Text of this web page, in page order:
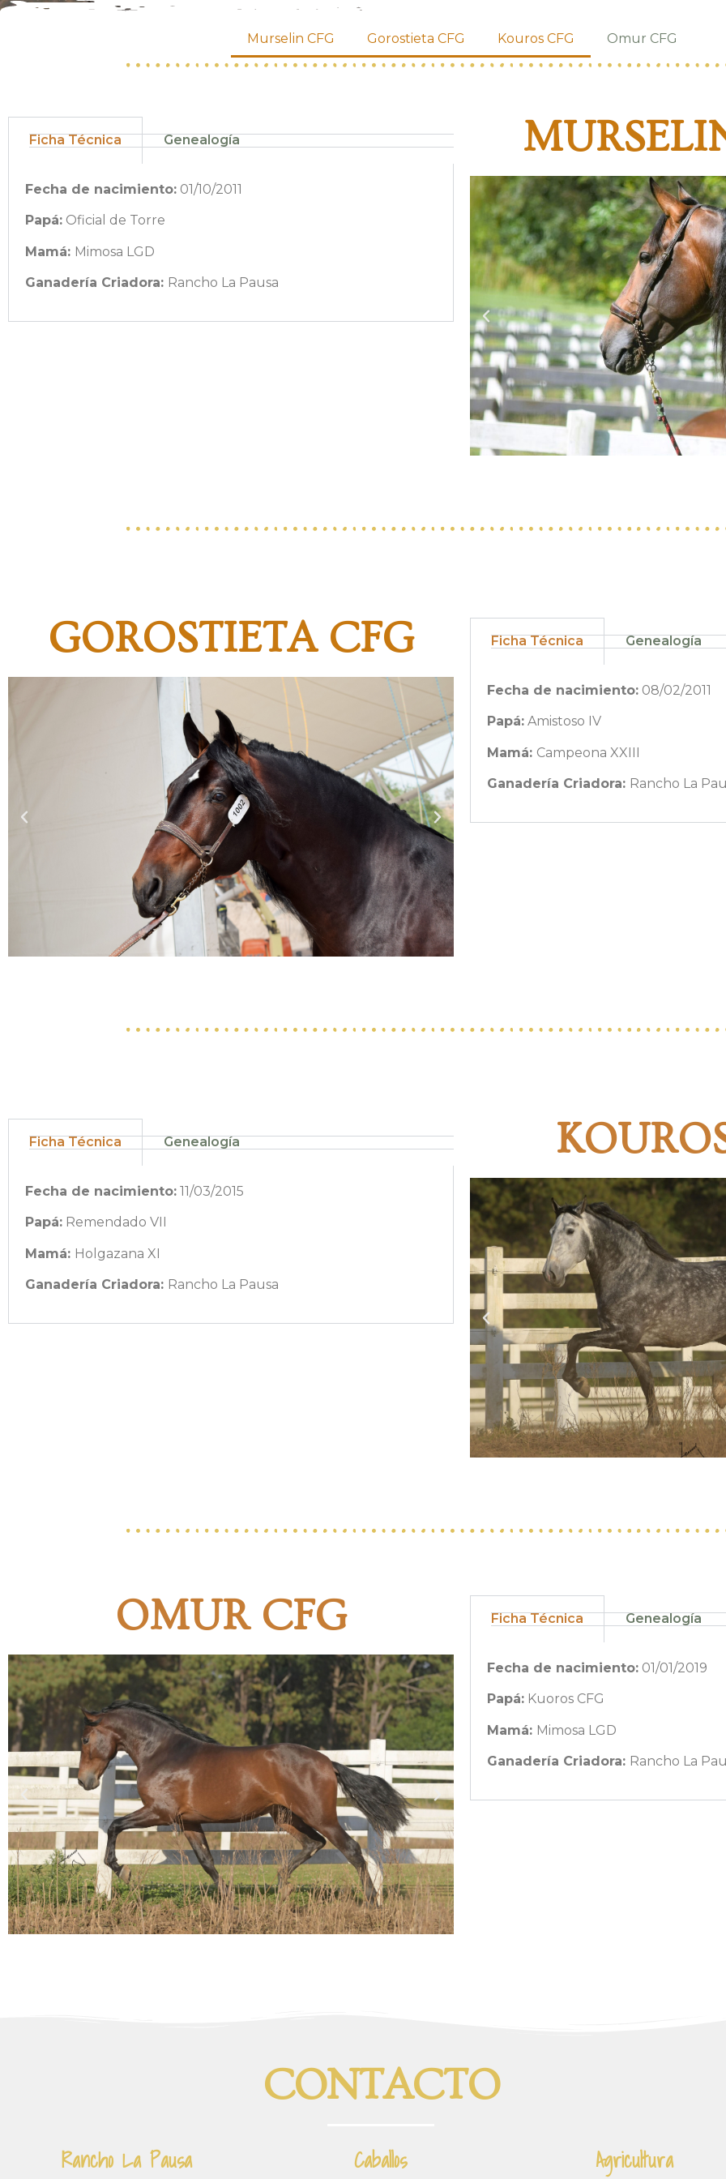
Murselin CFG Gorostieta CFG Kouros CFG Omur CFG
Ficha Técnica Genealogía
Fecha de nacimiento: 01/10/2011
Papá: Oficial de Torre
Mamá: Mimosa LGD
Ganadería Criadora: Rancho La Pausa
GOROSTIETA CFG Ficha Técnica Genealogía
Fecha de nacimiento: 08/02/2011
Papá: Amistoso IV
Mamá: Campeona XXIII
Ganadería Criadora: Rancho La
Ficha Técnica Genealogía
Fecha de nacimiento: 11/03/2015
Papá: Remendado VII
Mamá: Holgazana XI
Ganadería Criadora: Rancho La Pausa
OMUR CFG Ficha Técnica Genealogía
Fecha de nacimiento: 01/01/2019
Papá: Kuoros CFG
Mamá: Mimosa LGD
Ganadería Criadora: Rancho La
CONTACTO
Rancho La Pausa Caballos Agricultura